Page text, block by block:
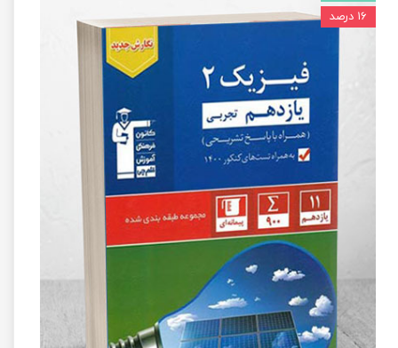
۱۶ درصد